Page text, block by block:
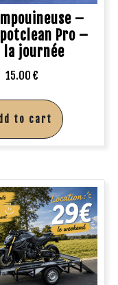
–
Pro –
la journée
15.00 €
to cart